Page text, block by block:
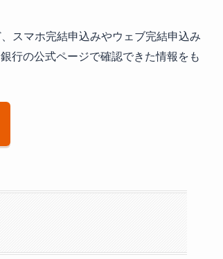
スマホ完結申込みやウェブ完結申込み
行の公式ページで確認できた情報をも